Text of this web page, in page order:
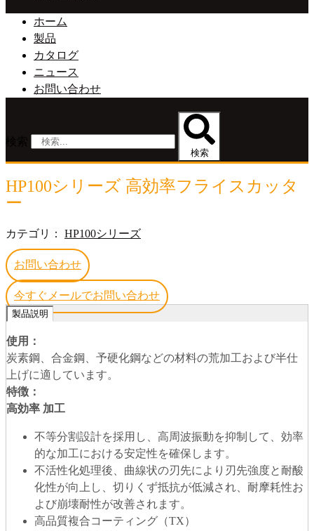
ホーム
製品
カタログ
ニュース
お問い合わせ
検索
HP100シリーズ 高効率フライスカッタ
ー
カテゴリ： HP100シリーズ
お問い合わせ
今すぐメールでお問い合わせ
製品説明
使用：
炭素鋼、合金鋼、予硬化鋼などの材料の荒加工および半仕
上げに適しています。
特徴：
高効率 加工
不等分割設計を採用し、高周波振動を抑制して、効率
的な加工における安定性を確保します。
不活性化処理後、曲線状の刃先により刃先強度と耐酸
化性が向上し、切りくず抵抗が低減され、耐摩耗性お
よび崩壊耐性が改善されます。
高品質複合コーティング（TX）